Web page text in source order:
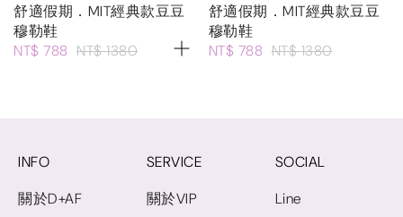
舒適假期．MIT經典款豆豆
穆勒鞋
NT$ 788 NT$ 1380
舒適假期．MIT經典款豆豆
穆勒鞋
NT$ 788 NT$ 1380
INFO
關於D+AF
SERVICE
關於VIP
SOCIAL
Line